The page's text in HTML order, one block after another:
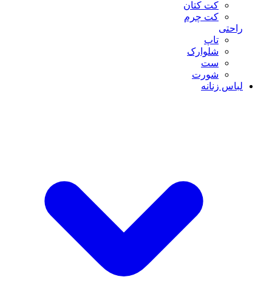
کت کتان
کت چرم
راحتی
تاپ
شلوارک
ست
شورت
لباس زنانه